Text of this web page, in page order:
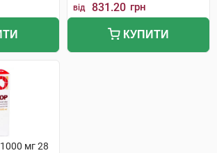
від 831.20 грн
КУПИТИ
мг 28